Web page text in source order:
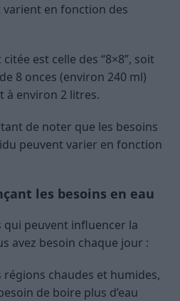
en fonction des
est celle des “8×8”, soit
8 onces (environ 240 ml)
à environ 2 litres.
de noter que les besoins
peuvent varier en fonction
les besoins en eau
peuvent influencer la
avez besoin chaque jour :
régions chaudes et humides,
de boire plus d’eau